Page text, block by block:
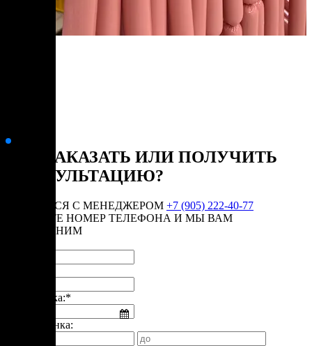
КАК ЗАКАЗАТЬ ИЛИ ПОЛУЧИТЬ
КОНСУЛЬТАЦИЮ?
СВЯЗАТЬСЯ С МЕНЕДЖЕРОМ +7 (905) 222-40-77
ОСТАВЬТЕ НОМЕР ТЕЛЕФОНА И МЫ ВАМ
ПЕРЕЗВОНИМ
Дата звонка:*
Время звонка: